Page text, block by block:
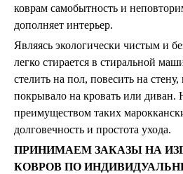
Марокканские лампы
Мозаичные лампы
Лампы со стеклом
Торшеры
коврам самобытность и
дополняет интерьер.
Являясь экологически чистым и
легко стирается в стиральной
стелить на пол, повесить на стену,
покрывало на кровать или
преимуществом таких
долговечность и простота ухода.
ПРИНИМАЕМ ЗАКАЗЫ НА
КОВРОВ ПО